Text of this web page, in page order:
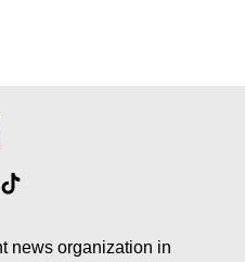
Tik
news organization in